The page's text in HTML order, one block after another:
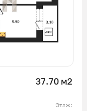
37.70 м2
Этаж: